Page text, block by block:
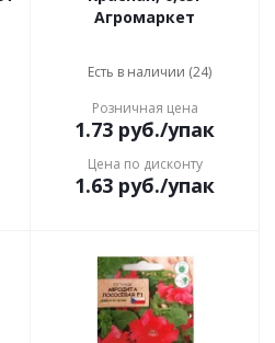
Агромаркет
Есть в наличии (24)
Розничная цена
1.73 руб./упак
Цена по дисконту
1.63 руб./упак